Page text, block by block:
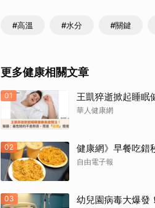
#高溫 #水分 #關鍵
更多健康相關文章
01 王凱猝逝掀起睡眠
華人健康網
02 健康網》早餐吃錯
自由電子報
03 幼兒園病毒大爆發